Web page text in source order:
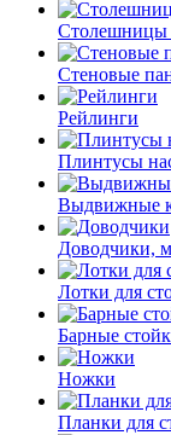
Столешницы
Стеновые
Рейлинги
Плинтусы
Выдвижные
Доводчики,
Лотки для
Барные
Ножки
Планки для